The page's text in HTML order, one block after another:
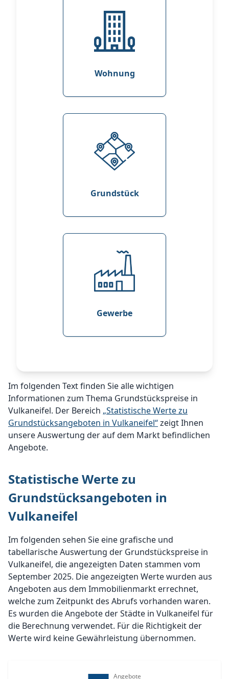
Wohnung
Grundstück
Gewerbe
Im folgenden Text finden Sie alle wichtigen
Informationen zum Thema Grundstückspreise in
Vulkaneifel. Der Bereich „Statistische Werte zu
Grundstücksangeboten in Vulkaneifel“zeigt Ihnen
unsere Auswertung der auf dem Markt befindlichen
Angebote.
Statistische Werte zu
Grundstücksangeboten in
Vulkaneifel
Im folgenden sehen Sie eine grafische und
tabellarische Auswertung der Grundstückspreise in
Vulkaneifel, die angezeigten Daten stammen vom
September 2025. Die angezeigten Werte wurden aus
Angeboten aus dem Immobilienmarkt errechnet,
welche zum Zeitpunkt des Abrufs vorhanden waren.
Es wurden die Angebote der Städte in Vulkaneifel für
die Berechnung verwendet. Für die Richtigkeit der
Werte wird keine Gewährleistung übernommen.